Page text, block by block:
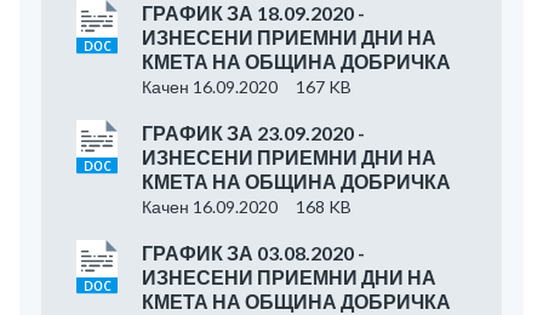
ГРАФИК ЗА 18.09.2020 -
ИЗНЕСЕНИ ПРИЕМНИ ДНИ НА
КМЕТА НА ОБЩИНА ДОБРИЧКА
Качен 16.09.2020 167 KB
ГРАФИК ЗА 23.09.2020 -
ИЗНЕСЕНИ ПРИЕМНИ ДНИ НА
КМЕТА НА ОБЩИНА ДОБРИЧКА
Качен 16.09.2020 168 KB
ГРАФИК ЗА 03.08.2020 -
ИЗНЕСЕНИ ПРИЕМНИ ДНИ НА
КМЕТА НА ОБЩИНА ДОБРИЧКА